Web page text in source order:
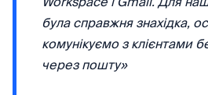
була справжня знахідка,
комунікуємо з клієнтами
через пошту»